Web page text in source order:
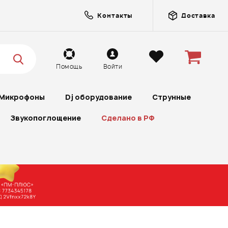
Контакты Доставка
Помощь Войти
Dj оборудование Струнные
Звукопоглощение Сделано в РФ